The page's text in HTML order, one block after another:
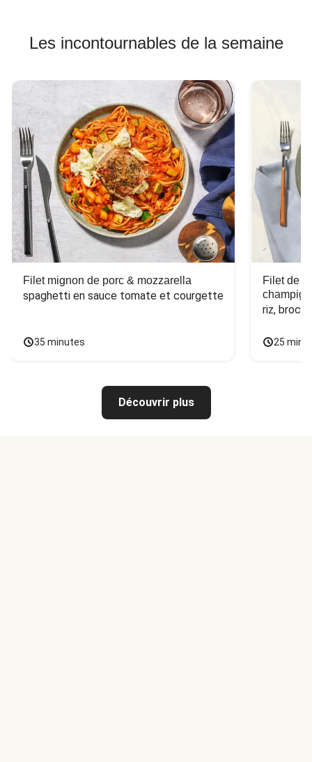
Les incontournables de la semaine
Filet mignon de porc & mozzarella
spaghetti en sauce tomate et courgette
35 minutes
Filet de
riz,
25
Découvrir plus